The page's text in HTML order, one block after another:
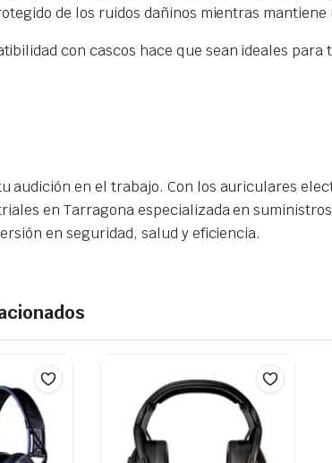
de los ruidos dañinos mientras
con cascos hace que sean ideales
audición en el trabajo. Con los auriculares
en Tarragona especializada en
en seguridad, salud y eficiencia.